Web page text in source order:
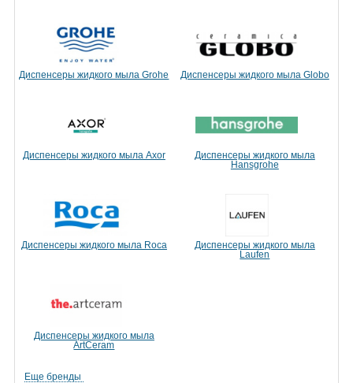
Диспенсеры жидкого мыла Grohe Диспенсеры жидкого мыла Globo
Диспенсеры жидкого мыла Axor
Диспенсеры жидкого мыла
Hansgrohe
Диспенсеры жидкого мыла Roca
Диспенсеры жидкого мыла
Laufen
Диспенсеры жидкого мыла
ArtCeram
Еще бренды